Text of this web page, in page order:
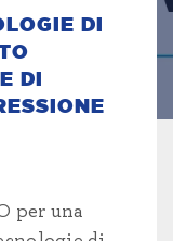
DI
DI
per una